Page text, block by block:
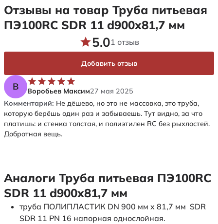
Отзывы на товар Труба питьевая
ПЭ100RC SDR 11 d900х81,7 мм
В Воробьев Максим27 мая 2025
Комментарий: Не дёшево, но это не массовка, это труба,
которую берёшь один раз и забываешь. Тут видно, за что
платишь: и стенка толстая, и полиэтилен RC без рыхлостей.
Добротная вещь.
5.01 отзыв
Добавить отзыв
Аналоги Труба питьевая ПЭ100RC
SDR 11 d900х81,7 мм
труба ПОЛИПЛАСТИК DN 900 мм x 81,7 мм SDR
SDR 11 PN 16 напорная однослойная.